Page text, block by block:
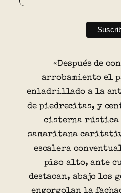
«Después de
arrobamiento el
enladrillado a la
de piedrecitas, y
cisterna rústica
samaritana
escalera
piso alto, ante
destacan, abajo los